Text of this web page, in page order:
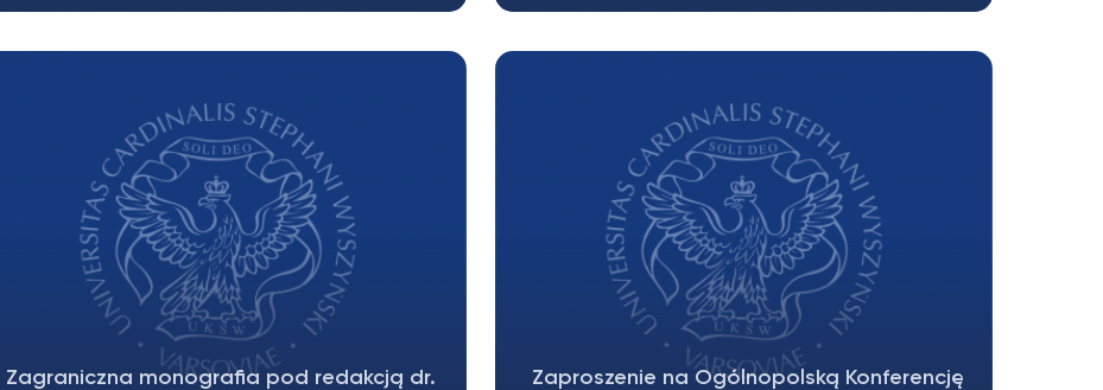
stopnia o zapoznanie się z zakresem...
wieloautorska pt. „Pozasądowe mechanizmy...
Zagraniczna monografia pod redakcją dr.
Zaproszenie na Ogólnopolską Konferencję